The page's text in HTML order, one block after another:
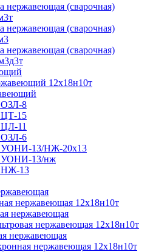
нержавеющая (сварочная)
нержавеющая (сварочная)
нержавеющая (сварочная)
12х18н10т
ОЗЛ-8
ЦТ-15
11
ОЗЛ-6
УОНИ-13/НЖ-20х13
УОНИ-13/нж
НЖ-13
нержавеющая 12х18н10т
нержавеющая
нержавеющая 12х18н10т
нержавеющая
нержавеющая 12х18н10т